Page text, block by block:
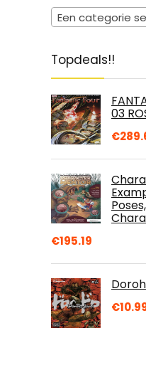
Een categorie
Topdeals!!
03
€
€195.19
€